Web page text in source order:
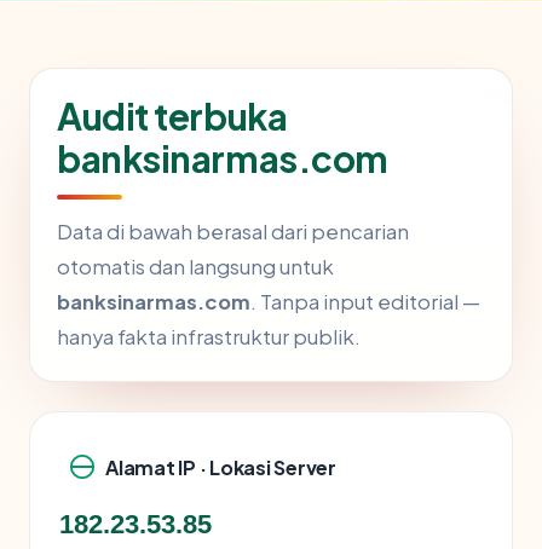
Audit terbuka
banksinarmas.com
Data di bawah berasal dari pencarian
otomatis dan langsung untuk
banksinarmas.com. Tanpa input editorial —
hanya fakta infrastruktur publik.
Alamat IP · Lokasi Server
182.23.53.85